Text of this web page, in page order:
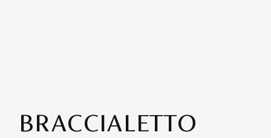
BRACCIALETTO